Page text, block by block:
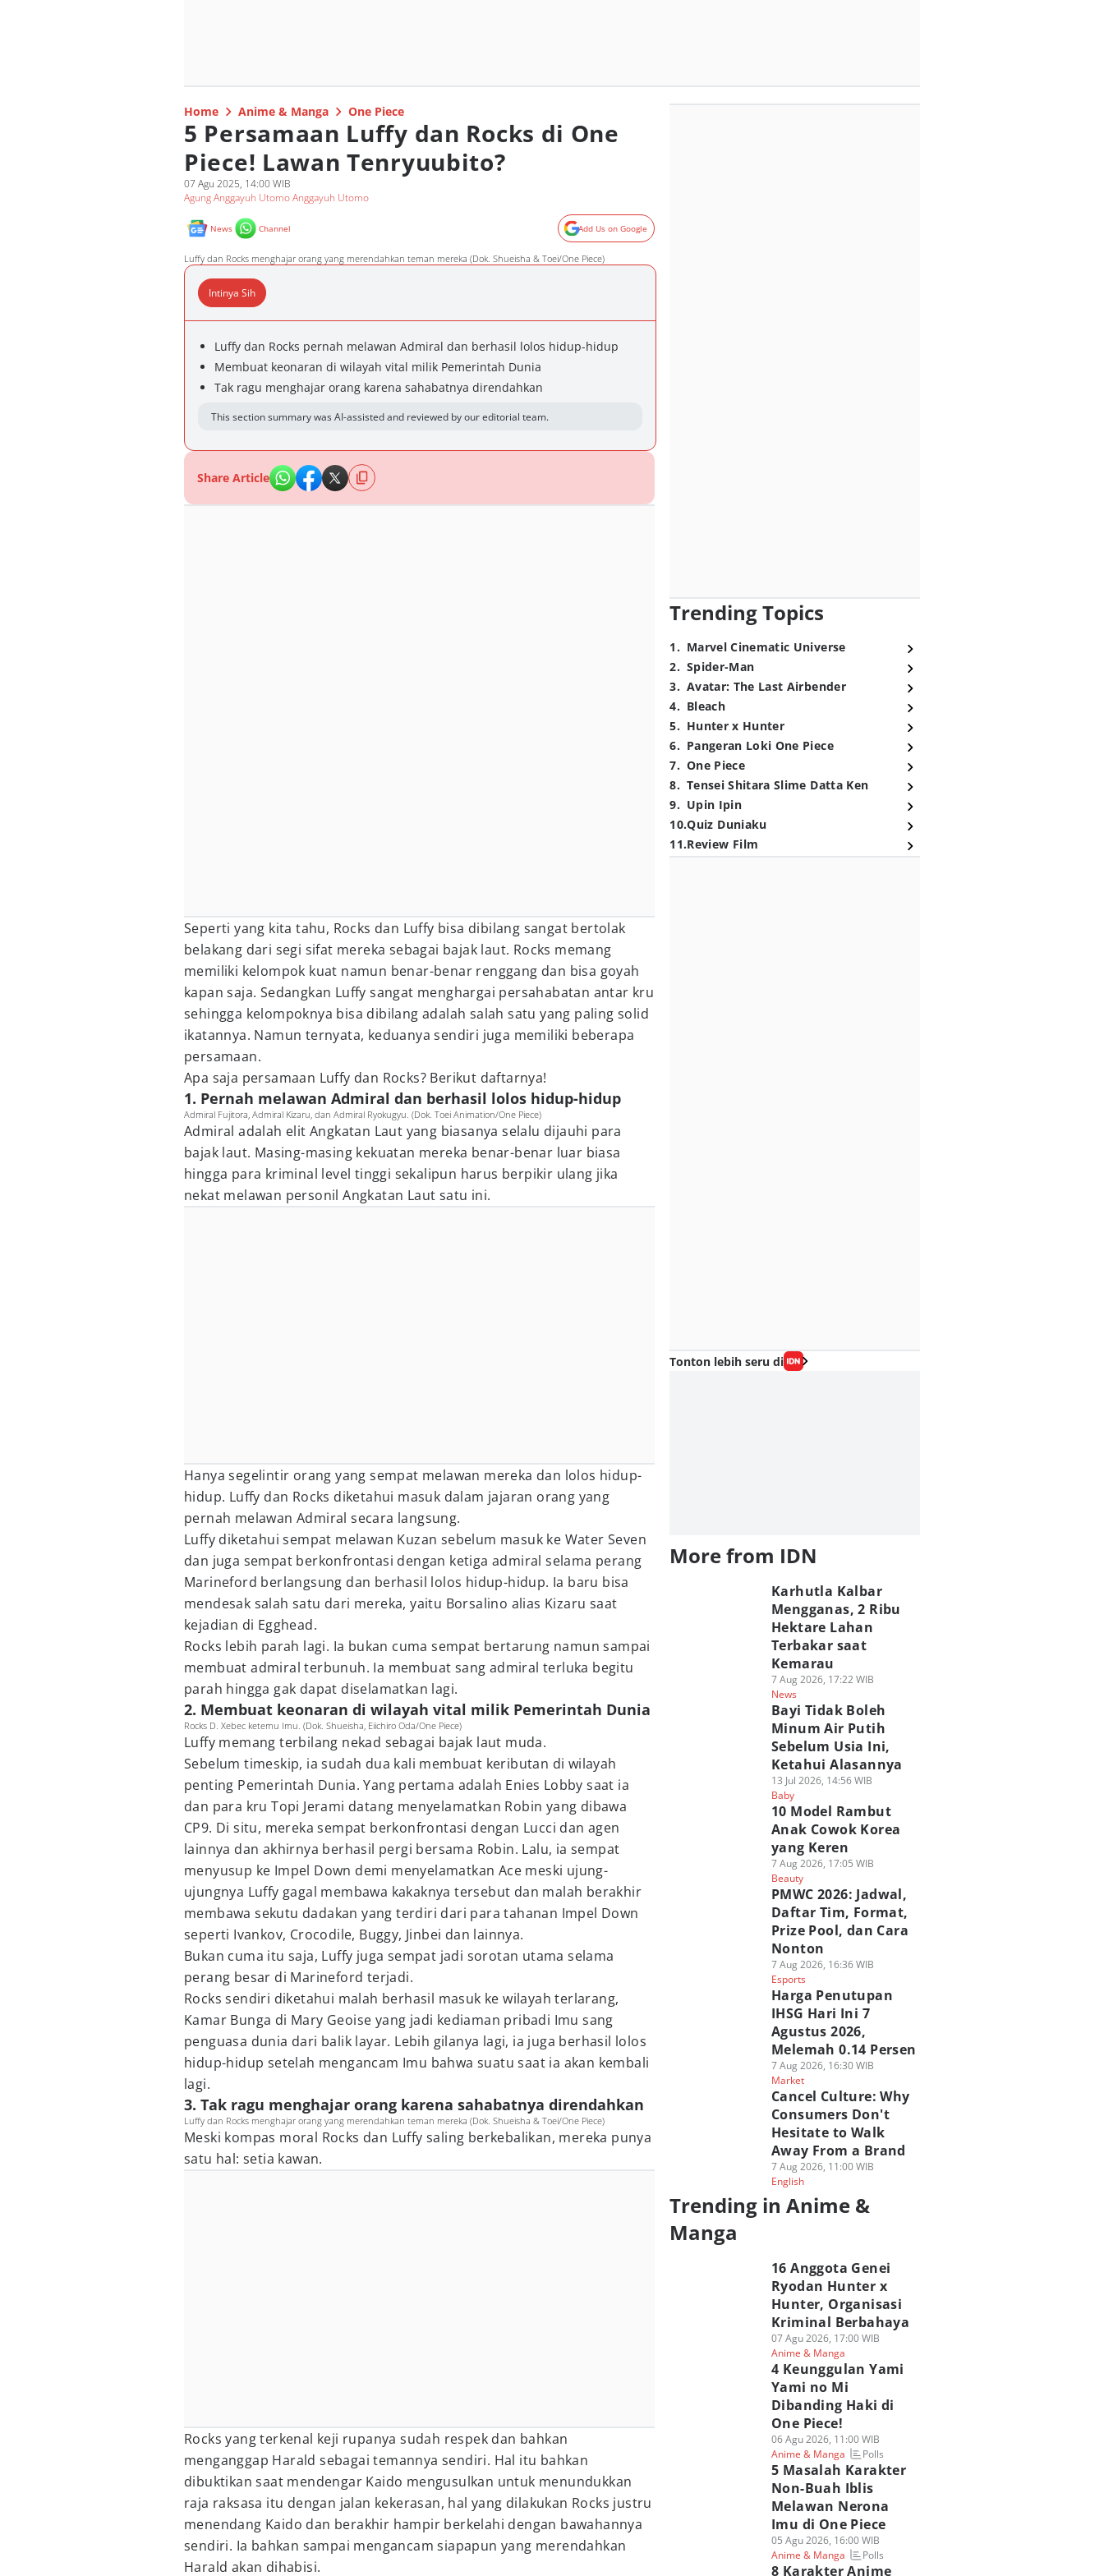
Home Anime & Manga One Piece
5 Persamaan Luffy dan Rocks di One
Piece! Lawan Tenryuubito?
07 Agu 2025, 14:00 WIB
Agung Anggayuh Utomo Anggayuh Utomo
News Channel Add Us on Google
Luffy dan Rocks menghajar orang yang merendahkan teman mereka (Dok. Shueisha & Toei/One Piece)
Intinya Sih
Luffy dan Rocks pernah melawan Admiral dan berhasil lolos hidup-hidup
Membuat keonaran di wilayah vital milik Pemerintah Dunia
Tak ragu menghajar orang karena sahabatnya direndahkan
This section summary was AI-assisted and reviewed by our editorial team.
Share Article
Seperti yang kita tahu, Rocks dan Luffy bisa dibilang sangat bertolak
belakang dari segi sifat mereka sebagai bajak laut. Rocks memang
memiliki kelompok kuat namun benar-benar renggang dan bisa goyah
kapan saja. Sedangkan Luffy sangat menghargai persahabatan antar kru
sehingga kelompoknya bisa dibilang adalah salah satu yang paling solid
ikatannya. Namun ternyata, keduanya sendiri juga memiliki beberapa
persamaan.
Apa saja persamaan Luffy dan Rocks? Berikut daftarnya!
1. Pernah melawan Admiral dan berhasil lolos hidup-hidup
Admiral Fujitora, Admiral Kizaru, dan Admiral Ryokugyu. (Dok. Toei Animation/One Piece)
Admiral adalah elit Angkatan Laut yang biasanya selalu dijauhi para
bajak laut. Masing-masing kekuatan mereka benar-benar luar biasa
hingga para kriminal level tinggi sekalipun harus berpikir ulang jika
nekat melawan personil Angkatan Laut satu ini.
Hanya segelintir orang yang sempat melawan mereka dan lolos hidup-
hidup. Luffy dan Rocks diketahui masuk dalam jajaran orang yang
pernah melawan Admiral secara langsung.
Luffy diketahui sempat melawan Kuzan sebelum masuk ke Water Seven
dan juga sempat berkonfrontasi dengan ketiga admiral selama perang
Marineford berlangsung dan berhasil lolos hidup-hidup. Ia baru bisa
mendesak salah satu dari mereka, yaitu Borsalino alias Kizaru saat
kejadian di Egghead.
Rocks lebih parah lagi. Ia bukan cuma sempat bertarung namun sampai
membuat admiral terbunuh. Ia membuat sang admiral terluka begitu
parah hingga gak dapat diselamatkan lagi.
2. Membuat keonaran di wilayah vital milik Pemerintah Dunia
Rocks D. Xebec ketemu Imu. (Dok. Shueisha, Eiichiro Oda/One Piece)
Luffy memang terbilang nekad sebagai bajak laut muda.
Sebelum timeskip, ia sudah dua kali membuat keributan di wilayah
penting Pemerintah Dunia. Yang pertama adalah Enies Lobby saat ia
dan para kru Topi Jerami datang menyelamatkan Robin yang dibawa
CP9. Di situ, mereka sempat berkonfrontasi dengan Lucci dan agen
lainnya dan akhirnya berhasil pergi bersama Robin. Lalu, ia sempat
menyusup ke Impel Down demi menyelamatkan Ace meski ujung-
ujungnya Luffy gagal membawa kakaknya tersebut dan malah berakhir
membawa sekutu dadakan yang terdiri dari para tahanan Impel Down
seperti Ivankov, Crocodile, Buggy, Jinbei dan lainnya.
Bukan cuma itu saja, Luffy juga sempat jadi sorotan utama selama
perang besar di Marineford terjadi.
Rocks sendiri diketahui malah berhasil masuk ke wilayah terlarang,
Kamar Bunga di Mary Geoise yang jadi kediaman pribadi Imu sang
penguasa dunia dari balik layar. Lebih gilanya lagi, ia juga berhasil lolos
hidup-hidup setelah mengancam Imu bahwa suatu saat ia akan kembali
lagi.
3. Tak ragu menghajar orang karena sahabatnya direndahkan
Luffy dan Rocks menghajar orang yang merendahkan teman mereka (Dok. Shueisha & Toei/One Piece)
Meski kompas moral Rocks dan Luffy saling berkebalikan, mereka punya
satu hal: setia kawan.
Rocks yang terkenal keji rupanya sudah respek dan bahkan
menganggap Harald sebagai temannya sendiri. Hal itu bahkan
dibuktikan saat mendengar Kaido mengusulkan untuk menundukkan
raja raksasa itu dengan jalan kekerasan, hal yang dilakukan Rocks justru
menendang Kaido dan berakhir hampir berkelahi dengan bawahannya
sendiri. Ia bahkan sampai mengancam siapapun yang merendahkan
Harald akan dihabisi.
Trending Topics
1. Marvel Cinematic Universe
2. Spider-Man
3. Avatar: The Last Airbender
4. Bleach
5. Hunter x Hunter
6. Pangeran Loki One Piece
7. One Piece
8. Tensei Shitara Slime Datta Ken
9. Upin Ipin
10.Quiz Duniaku
11.Review Film
Tonton lebih seru di
More from IDN
Karhutla Kalbar
Mengganas, 2 Ribu
Hektare Lahan
Terbakar saat
Kemarau
7 Aug 2026, 17:22 WIB
News
Bayi Tidak Boleh
Minum Air Putih
Sebelum Usia Ini,
Ketahui Alasannya
13 Jul 2026, 14:56 WIB
Baby
10 Model Rambut
Anak Cowok Korea
yang Keren
7 Aug 2026, 17:05 WIB
Beauty
PMWC 2026: Jadwal,
Daftar Tim, Format,
Prize Pool, dan Cara
Nonton
7 Aug 2026, 16:36 WIB
Esports
Harga Penutupan
IHSG Hari Ini 7
Agustus 2026,
Melemah 0.14 Persen
7 Aug 2026, 16:30 WIB
Market
Cancel Culture: Why
Consumers Don't
Hesitate to Walk
Away From a Brand
7 Aug 2026, 11:00 WIB
English
Trending in Anime &
Manga
16 Anggota Genei
Ryodan Hunter x
Hunter, Organisasi
Kriminal Berbahaya
07 Agu 2026, 17:00 WIB
Anime & Manga
4 Keunggulan Yami
Yami no Mi
Dibanding Haki di
One Piece!
06 Agu 2026, 11:00 WIB
Anime & Manga
Polls
5 Masalah Karakter
Non-Buah Iblis
Melawan Nerona
Imu di One Piece
05 Agu 2026, 16:00 WIB
Anime & Manga
Polls
8 Karakter Anime